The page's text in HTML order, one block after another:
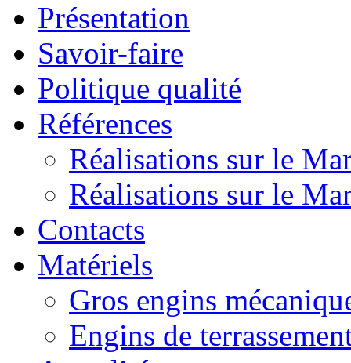
Présentation
Savoir-faire
Politique qualité
Références
Réalisations sur le
Réalisations sur le
Contacts
Matériels
Gros engins
Engins de